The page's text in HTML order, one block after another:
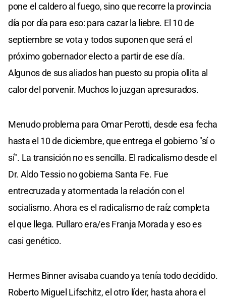
pone el caldero al fuego, sino que recorre la provincia
día por día para eso: para cazar la liebre. El 10 de
septiembre se vota y todos suponen que será el
próximo gobernador electo a partir de ese día.
Algunos de sus aliados han puesto su propia ollita al
calor del porvenir. Muchos lo juzgan apresurados.
Menudo problema para Omar Perotti, desde esa fecha
hasta el 10 de diciembre, que entrega el gobierno "sí o
sí". La transición no es sencilla. El radicalismo desde el
Dr. Aldo Tessio no gobierna Santa Fe. Fue
entrecruzada y atormentada la relación con el
socialismo. Ahora es el radicalismo de raíz completa
el que llega. Pullaro era/es Franja Morada y eso es
casi genético.
Hermes Binner avisaba cuando ya tenía todo decidido.
Roberto Miguel Lifschitz, el otro líder, hasta ahora el